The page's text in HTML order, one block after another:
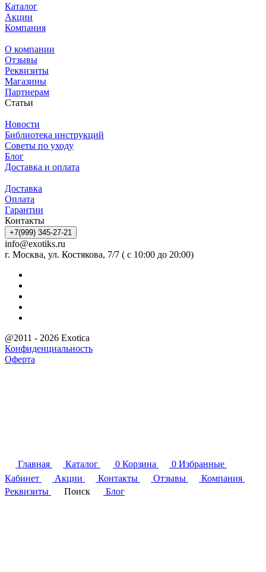
Каталог
Акции
Компания
О компании
Отзывы
Реквизиты
Магазины
Партнерам
Статьи
Новости
Библиотека инструкций
Советы по уходу
Блог
Доставка и оплата
Доставка
Оплата
Гарантии
Контакты
+7(999) 345-27-21
info@exotiks.ru
г. Москва, ул. Костякова, 7/7 ( с 10:00 до 20:00)
@2011 - 2026 Exotica
Конфиденциальность
Оферта
Главная Каталог 0 Корзина 0 Избранные
Кабинет
Акции Контакты Отзывы
Компания
Реквизиты
Поиск Блог